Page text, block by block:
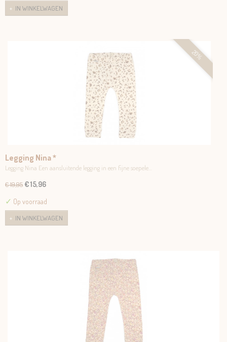
IN WINKELWAGEN
20%
Legging Nina *
Legging Nina Een aansluitende legging in een fijne soepele…
€ 19,95 € 15,96
✓ Op voorraad
IN WINKELWAGEN